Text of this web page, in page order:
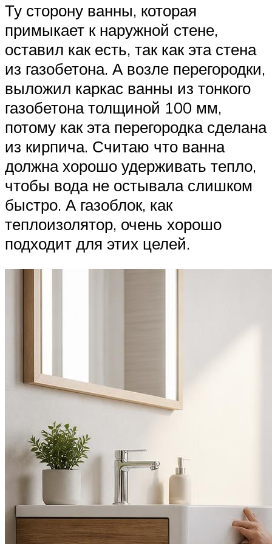
Ту сторону ванны, которая
примыкает к наружной стене,
оставил как есть, так как эта стена
из газобетона. А возле перегородки,
выложил каркас ванны из тонкого
газобетона толщиной 100 мм,
потому как эта перегородка сделана
из кирпича. Считаю что ванна
должна хорошо удерживать тепло,
чтобы вода не остывала слишком
быстро. А газоблок, как
теплоизолятор, очень хорошо
подходит для этих целей.